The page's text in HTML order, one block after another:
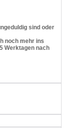
sind oder
noch mehr ins
Werktagen nach